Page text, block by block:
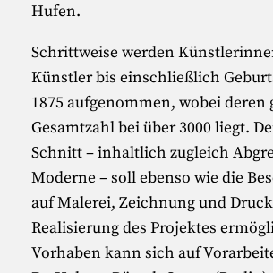
Hufen.
Schrittweise werden
Künstler bis einschließlich
1875 aufgenommen, wobei deren
Gesamtzahl bei über 3000 liegt.
Schnitt – inhaltlich zugleich
Moderne – soll ebenso wie die
auf Malerei, Zeichnung und
Realisierung des Projektes
Vorhaben kann sich auf